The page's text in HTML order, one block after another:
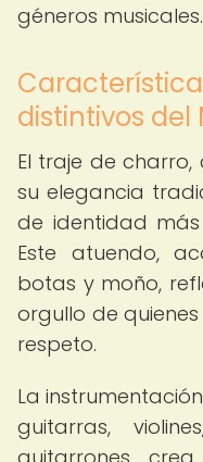
géneros musicales.
distintivos del
El traje de charro,
su elegancia
de identidad más
Este atuendo,
botas y moño,
orgullo de
respeto.
La
guitarras,